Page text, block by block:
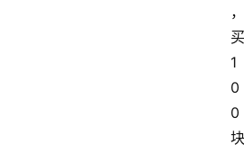
，
买
1
0
0
块